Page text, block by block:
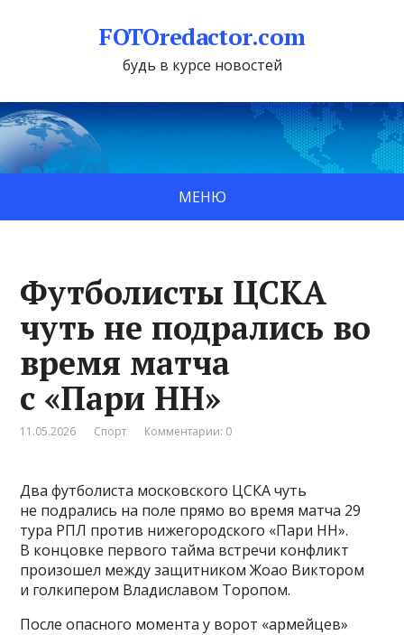
FOTOredactor.com
будь в курсе новостей
МЕНЮ
Футболисты ЦСКА
чуть не подрались во
время матча
с «Пари НН»
11.05.2026 Спорт Комментарии: 0
Два футболиста московского ЦСКА чуть
не подрались на поле прямо во время матча 29
тура РПЛ против нижегородского «Пари НН».
В концовке первого тайма встречи конфликт
произошел между защитником Жоао Виктором
и голкипером Владиславом Торопом.
После опасного момента у ворот «армейцев»